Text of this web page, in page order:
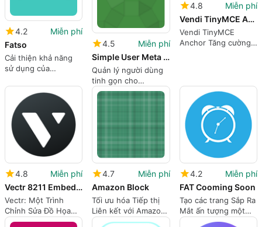
4.2
Miễn phí
Fatso
Cải thiện khả năng
sử dụng của
4.5
Miễn phí
Simple User Meta Editor
Quản lý người dùng
tinh gọn cho
WordPress
4.8
Miễn phí
Vendi TinyMCE Anchor
Vendi TinyMCE
Anchor Tăng cường
4.8
Miễn phí
Vectr 8211 Embedded Graphics Editor
Vectr: Một Trình
Chỉnh Sửa Đồ Họa
WordPress Mạnh Mẽ
4.7
Miễn phí
Amazon Block
Tối ưu hóa Tiếp thị
Liên kết với Amazon
Block
4.2
Miễn phí
FAT Cooming Soon
Tạo các trang Sắp Ra
Mắt ấn tượng một
cách dễ dàng